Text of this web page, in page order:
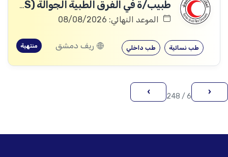
طبيب/ة في الفرق الطبية الجوالة (691HRS)
الموعد النهائي: 08/08/2026
طب داخلي طب نسائية ريف دمشق منتهية
‹
6 / 248
›